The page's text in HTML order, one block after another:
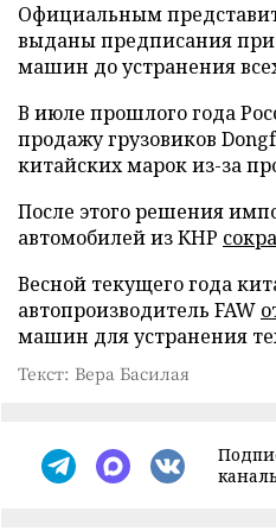
Официальным
выданы предписания
машин до устранения
В июле прошлого года
продажу грузовиков
китайских марок из-за
После этого решения
автомобилей из КНР
Весной текущего года
автопроизводитель FAW
машин для устранения
Текст: Вера Басилая